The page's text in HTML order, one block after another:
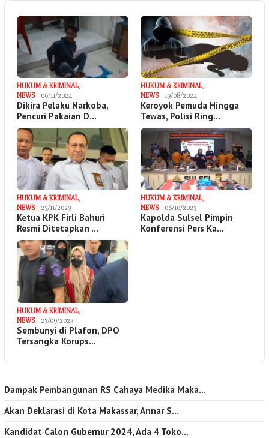
HUKUM & KRIMINAL
NEWS
06/11/2024
Dikira Pelaku Narkoba,
Pencuri Pakaian D…
HUKUM & KRIMINAL
NEWS
19/08/2024
Keroyok Pemuda Hingga
Tewas, Polisi Ring…
HUKUM & KRIMINAL
NEWS
23/11/2023
Ketua KPK Firli Bahuri
Resmi Ditetapkan …
HUKUM & KRIMINAL
NEWS
06/10/2023
Kapolda Sulsel Pimpin
Konferensi Pers Ka…
HUKUM & KRIMINAL
NEWS
23/09/2023
Sembunyi di Plafon, DPO
Tersangka Korups…
Dampak Pembangunan RS Cahaya Medika Maka…
Akan Deklarasi di Kota Makassar, Annar S…
Kandidat Calon Gubernur 2024, Ada 4 Toko…